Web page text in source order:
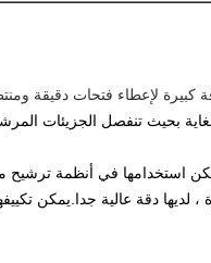
استخدامها في أنظمة ترشيح